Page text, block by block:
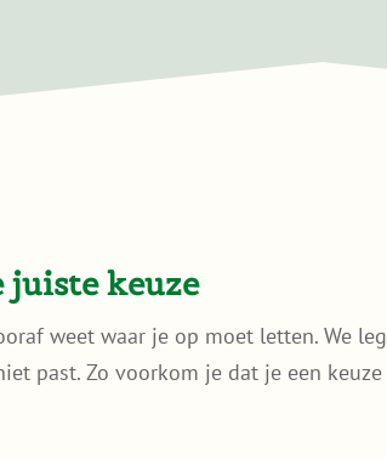
juiste keuze
weet waar je op moet letten. We
past. Zo voorkom je dat je een